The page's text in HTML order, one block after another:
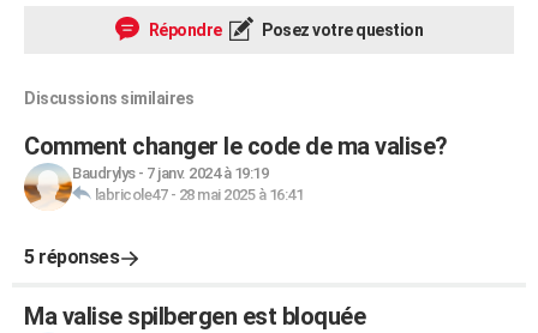
Répondre Posez votre question
Discussions similaires
Comment changer le code de ma valise?
Baudrylys- 7 janv. 2024 à 19:19
labricole47- 28 mai 2025 à 16:41
5 réponses
Ma valise spilbergen est bloquée